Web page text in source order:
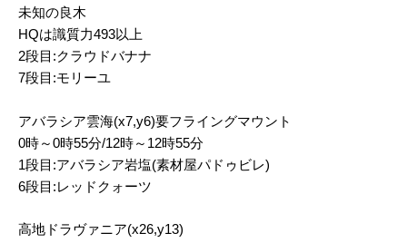
未知の良木
HQは識質力493以上
2段目:クラウドバナナ
7段目:モリーユ
アバラシア雲海(x7,y6)要フライングマウント
0時～0時55分/12時～12時55分
1段目:アバラシア岩塩(素材屋パドゥビレ)
6段目:レッドクォーツ
高地ドラヴァニア(x26,y13)